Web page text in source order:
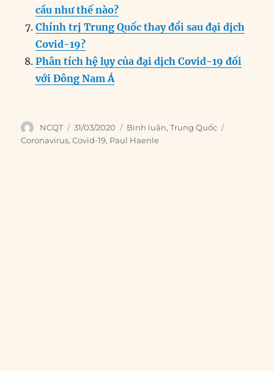
cầu như thế nào?
Chính trị Trung Quốc thay đổi sau đại dịch
Covid-19?
Phân tích hệ lụy của đại dịch Covid-19 đối
với Đông Nam Á
Author
NCQT
Posted
on
31/03/2020 Categories
Bình luận,Trung Quốc
Coronavirus,Covid-19, Paul Haenle